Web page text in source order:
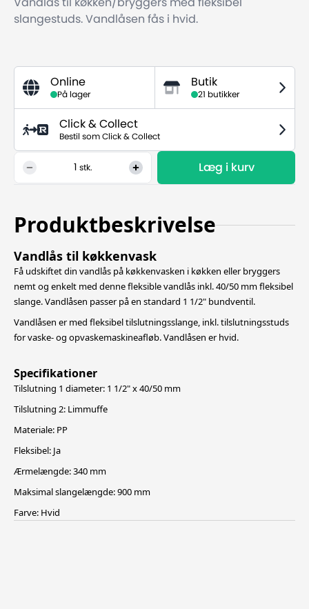
Vandlås til køkken/bryggers med fleksibel
slangestuds. Vandlåsen fås i hvid.
Online
På lager
Butik
21 butikker
Click & Collect
Bestil som Click & Collect
stk. Læg i kurv
Produktbeskrivelse
Vandlås til køkkenvask
Få udskiftet din vandlås på køkkenvasken i køkken eller bryggers
nemt og enkelt med denne fleksible vandlås inkl. 40/50 mm fleksibel
slange. Vandlåsen passer på en standard 1 1/2" bundventil.
Vandlåsen er med fleksibel tilslutningsslange, inkl. tilslutningsstuds
for vaske- og opvaskemaskineafløb. Vandlåsen er hvid.
Specifikationer
Tilslutning 1 diameter: 1 1/2" x 40/50 mm
Tilslutning 2: Limmuffe
Materiale: PP
Fleksibel: Ja
Ærmelængde: 340 mm
Maksimal slangelængde: 900 mm
Farve: Hvid